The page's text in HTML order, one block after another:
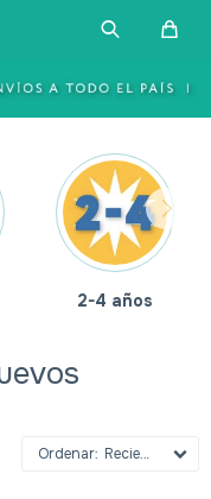
2-4 años
Recientes